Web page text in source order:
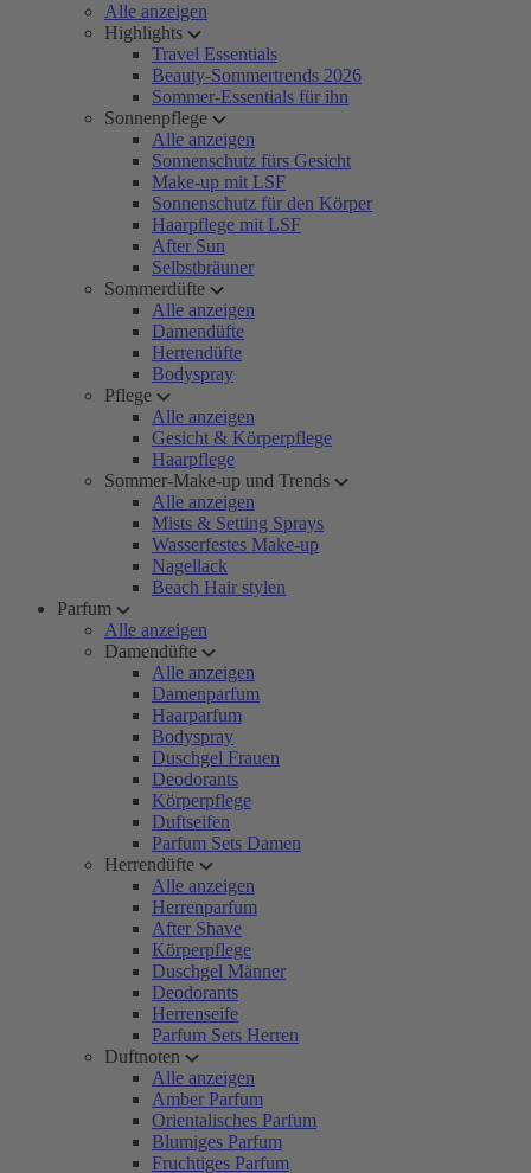
Alle anzeigen
Highlights
Travel Essentials
Beauty-Sommertrends 2026
Sommer-Essentials für ihn
Sonnenpflege
Alle anzeigen
Sonnenschutz fürs Gesicht
Make-up mit LSF
Sonnenschutz für den Körper
Haarpflege mit LSF
After Sun
Selbstbräuner
Sommerdüfte
Alle anzeigen
Damendüfte
Herrendüfte
Bodyspray
Pflege
Alle anzeigen
Gesicht & Körperpflege
Haarpflege
Sommer-Make-up und Trends
Alle anzeigen
Mists & Setting Sprays
Wasserfestes Make-up
Nagellack
Beach Hair stylen
Parfum
Alle anzeigen
Damendüfte
Alle anzeigen
Damenparfum
Haarparfum
Bodyspray
Duschgel Frauen
Deodorants
Körperpflege
Duftseifen
Parfum Sets Damen
Herrendüfte
Alle anzeigen
Herrenparfum
After Shave
Körperpflege
Duschgel Männer
Deodorants
Herrenseife
Parfum Sets Herren
Duftnoten
Alle anzeigen
Amber Parfum
Orientalisches Parfum
Blumiges Parfum
Fruchtiges Parfum